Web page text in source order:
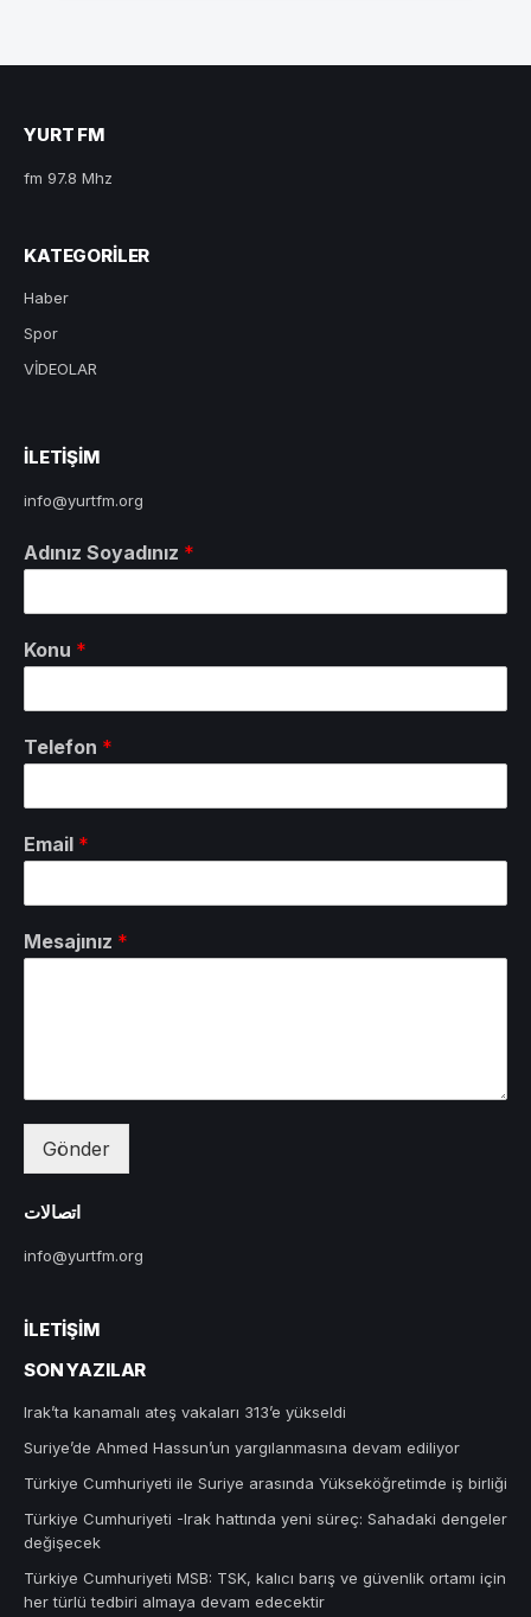
YURT FM
fm 97.8 Mhz
KATEGORILER
Haber
Spor
VİDEOLAR
ILETIŞIM
info@yurtfm.org
Adınız Soyadınız *
Konu *
Telefon *
Email *
Mesajınız *
Gönder
اتصالات
info@yurtfm.org
İLETIŞIM
SON YAZILAR
Irak’ta kanamalı ateş vakaları 313’e yükseldi
Suriye’de Ahmed Hassun’un yargılanmasına devam ediliyor
Türkiye Cumhuriyeti ile Suriye arasında Yükseköğretimde iş birliği
Türkiye Cumhuriyeti -Irak hattında yeni süreç: Sahadaki dengeler
değişecek
Türkiye Cumhuriyeti MSB: TSK, kalıcı barış ve güvenlik ortamı için
her türlü tedbiri almaya devam edecektir